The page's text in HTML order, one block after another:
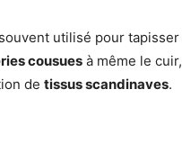
utilisé pour tapisser
cousues à même le cuir,
de tissus scandinaves.